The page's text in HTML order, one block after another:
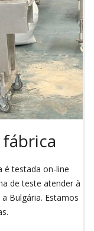
é testada on-line
de teste atender à
Bulgária. Estamos